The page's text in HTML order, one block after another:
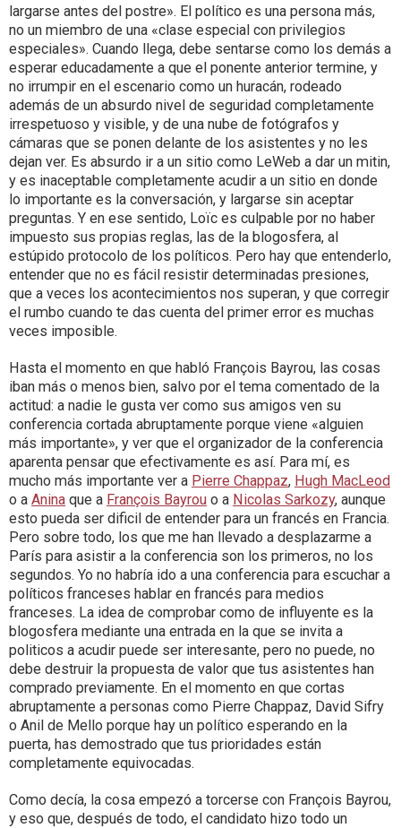
largarse antes del postre». El político es una persona más,
no un miembro de una «clase especial con privilegios
especiales». Cuando llega, debe sentarse como los demás a
esperar educadamente a que el ponente anterior termine, y
no irrumpir en el escenario como un huracán, rodeado
además de un absurdo nivel de seguridad completamente
irrespetuoso y visible, y de una nube de fotógrafos y
cámaras que se ponen delante de los asistentes y no les
dejan ver. Es absurdo ir a un sitio como LeWeb a dar un mitin,
y es inaceptable completamente acudir a un sitio en donde
lo importante es la conversación, y largarse sin aceptar
preguntas. Y en ese sentido, Loïc es culpable por no haber
impuesto sus propias reglas, las de la blogosfera, al
estúpido protocolo de los políticos. Pero hay que entenderlo,
entender que no es fácil resistir determinadas presiones,
que a veces los acontecimientos nos superan, y que corregir
el rumbo cuando te das cuenta del primer error es muchas
veces imposible.
Hasta el momento en que habló François Bayrou, las cosas
iban más o menos bien, salvo por el tema comentado de la
actitud: a nadie le gusta ver como sus amigos ven su
conferencia cortada abruptamente porque viene «alguien
más importante», y ver que el organizador de la conferencia
aparenta pensar que efectivamente es así. Para mí, es
mucho más importante ver a Pierre Chappaz, Hugh MacLeod
o a Anina que a François Bayrou o a Nicolas Sarkozy, aunque
esto pueda ser dificil de entender para un francés en Francia.
Pero sobre todo, los que me han llevado a desplazarme a
París para asistir a la conferencia son los primeros, no los
segundos. Yo no habría ido a una conferencia para escuchar a
políticos franceses hablar en francés para medios
franceses. La idea de comprobar como de influyente es la
blogosfera mediante una entrada en la que se invita a
politicos a acudir puede ser interesante, pero no puede, no
debe destruir la propuesta de valor que tus asistentes han
comprado previamente. En el momento en que cortas
abruptamente a personas como Pierre Chappaz, David Sifry
o Anil de Mello porque hay un político esperando en la
puerta, has demostrado que tus prioridades están
completamente equivocadas.
Como decía, la cosa empezó a torcerse con François Bayrou,
y eso que, después de todo, el candidato hizo todo un